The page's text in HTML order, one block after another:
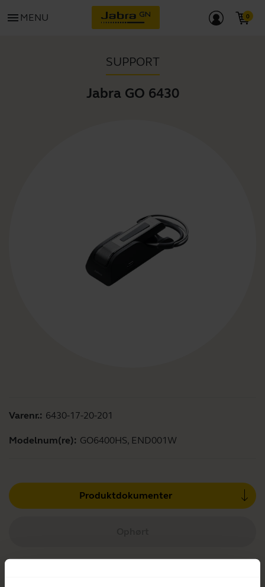
menu MENU
SUPPORT
Jabra GO 6430
Varenr.: 6430-17-20-201
Modelnum(re): GO6400HS, END001W
Produktdokumenter